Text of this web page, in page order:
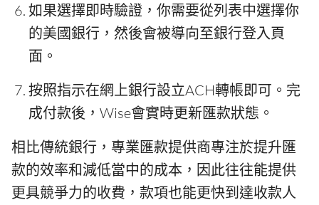
如果選擇即時驗證，你需要從列表中選擇你
的美國銀行，然後會被導向至銀行登入頁
面。
按照指示在網上銀行設立ACH轉帳即可。完
成付款後，Wise會實時更新匯款狀態。
相比傳統銀行，專業匯款提供商專注於提升匯
款的效率和減低當中的成本，因此往往能提供
更具競爭力的收費，款項也能更快到達收款人